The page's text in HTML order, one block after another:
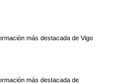
más destacada de Vigo
más destacada de